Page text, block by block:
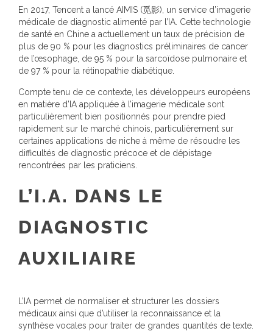
En 2017, Tencent a lancé AIMIS (觅影), un service d’imagerie
médicale de diagnostic alimenté par l’IA. Cette technologie
de santé en Chine a actuellement un taux de précision de
plus de 90 % pour les diagnostics préliminaires de cancer
de l’œsophage, de 95 % pour la sarcoïdose pulmonaire et
de 97 % pour la rétinopathie diabétique.
Compte tenu de ce contexte, les développeurs européens
en matière d’IA appliquée à l’imagerie médicale sont
particulièrement bien positionnés pour prendre pied
rapidement sur le marché chinois, particulièrement sur
certaines applications de niche à même de résoudre les
difficultés de diagnostic précoce et de dépistage
rencontrées par les praticiens.
L’I.A. DANS LE
DIAGNOSTIC
AUXILIAIRE
L’IA permet de normaliser et structurer les dossiers
médicaux ainsi que d’utiliser la reconnaissance et la
synthèse vocales pour traiter de grandes quantités de texte.